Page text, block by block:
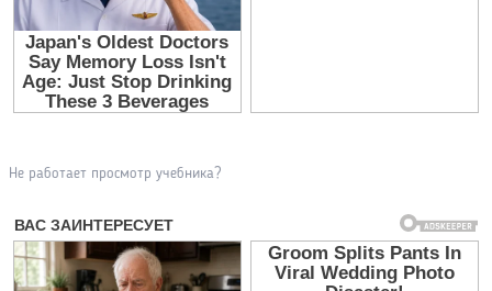
Не работает просмотр учебника?